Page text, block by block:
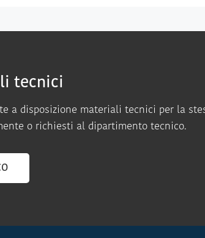
tecnici
a disposizione materiali tecnici per la
o richiesti al dipartimento tecnico.